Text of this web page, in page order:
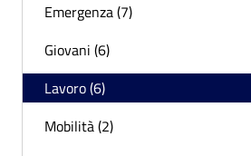
Emergenza (7)
Giovani (6)
Lavoro (6)
Mobilità (2)